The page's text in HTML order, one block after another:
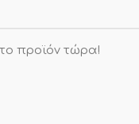
προϊόν τώρα!